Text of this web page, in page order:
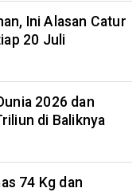
Ini Alasan Catur
20 Juli
2026 dan
di Baliknya
74 Kg dan